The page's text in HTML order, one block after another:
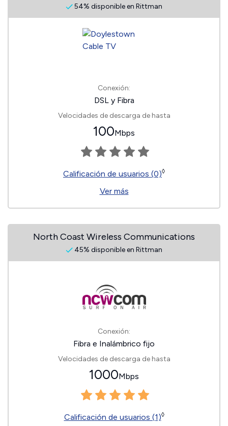
54% disponible en Rittman
Conexión:
DSL y Fibra
Velocidades de descarga de hasta
100Mbps
Calificación de usuarios (0)◊
Ver más
North Coast Wireless Communications
45% disponible en Rittman
Conexión:
Fibra e Inalámbrico fijo
Velocidades de descarga de hasta
1000Mbps
Calificación de usuarios (1)◊